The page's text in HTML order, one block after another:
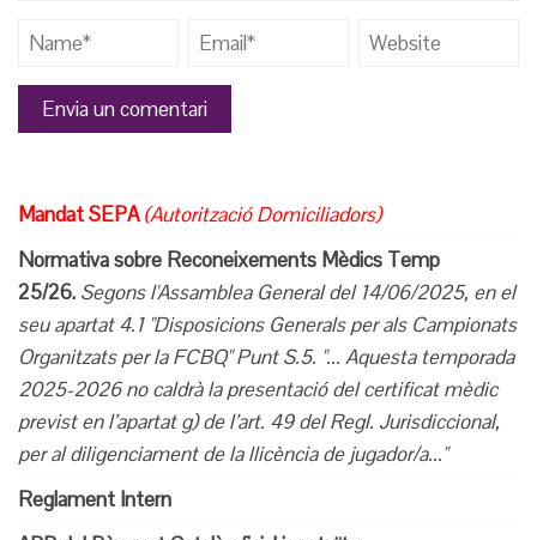
Mandat SEPA (Autorització Domiciliadors)
Normativa sobre Reconeixements Mèdics Temp
25/26. Segons l'Assamblea General del 14/06/2025, en el
seu apartat 4.1 "Disposicions Generals per als Campionats
Organitzats per la FCBQ" Punt S.5. "... Aquesta temporada
2025-2026 no caldrà la presentació del certificat mèdic
previst en l’apartat g) de l’art. 49del Regl. Jurisdiccional,
per al diligenciament de la llicència de jugador/a..."
Reglament Intern